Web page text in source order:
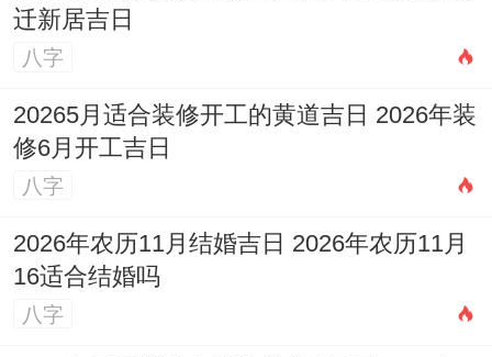
修饰垣墙（整理修缮庭院围墙）
程）
财位:北方（宜摆放金属风水轮或植物）
喜神：正南（利于提升家庭声誉还有社交）
迁新居吉日
八字
20265月适合装修开工的黄道吉日 2026年装
修6月开工吉日
八字
2026年农历11月结婚吉日 2026年农历11月
16适合结婚吗
八字